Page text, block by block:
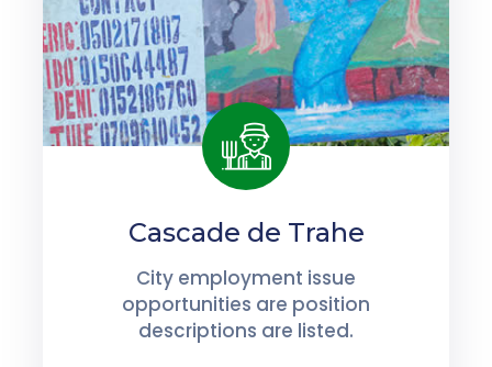
Municipal
Allo
Bereby
Actualités
Cascade de Trahe
City employment issue
opportunities are position
descriptions are listed.